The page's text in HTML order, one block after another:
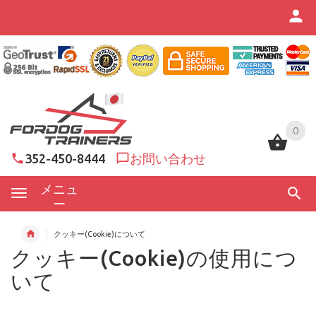
0
352-450-8444 お問い合わせ
メニュ
ー
0
クッキー(Cookie)について
クッキー(Cookie)の使用につ
いて